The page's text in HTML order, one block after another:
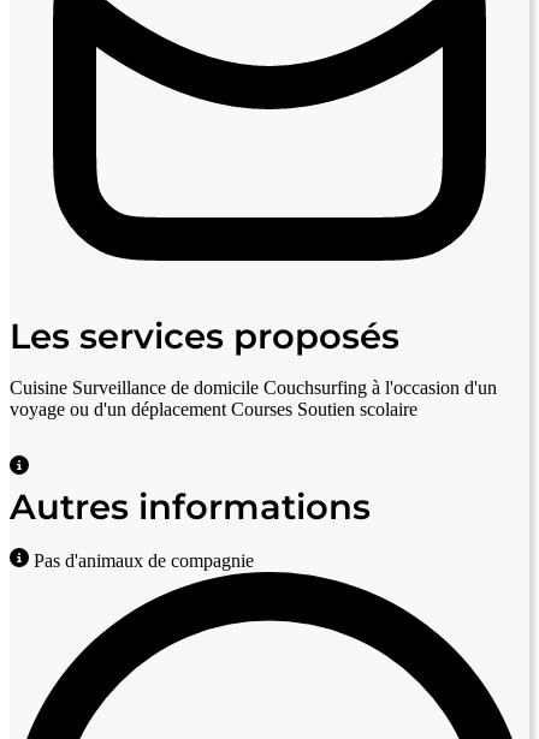
Les services proposés
Cuisine Surveillance de domicile Couchsurfing à l'occasion d'un
voyage ou d'un déplacement Courses Soutien scolaire
Autres informations
Pas d'animaux de compagnie